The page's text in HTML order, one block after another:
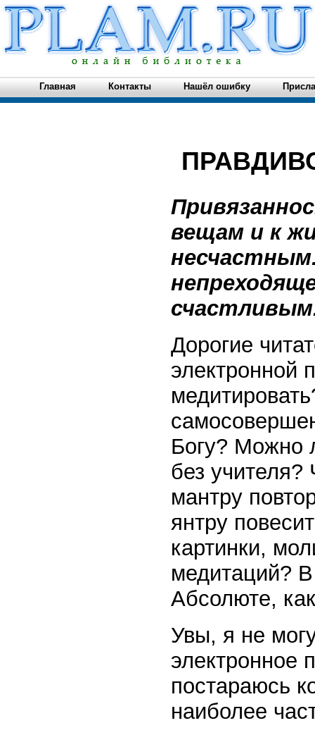
Главная Контакты Нашёл ошибку
вещам и к
Дорогие
электронной
Богу? Можно
без
мантру
янтру
картинки,
медитаций? В
Абсолюте,
Увы, я не
электронное
постараюсь
наиболее